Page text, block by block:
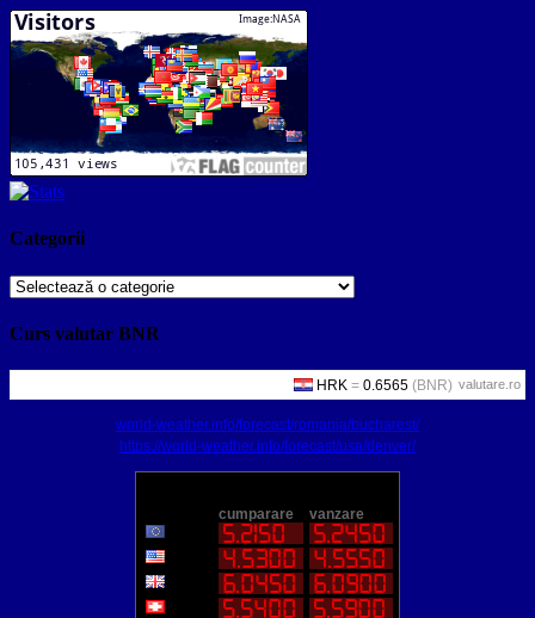
Categorii
Categorii
Curs valutar BNR
valutare.ro
world-weather.info/forecast/romania/bucharest/
https://world-weather.info/forecast/usa/denver/